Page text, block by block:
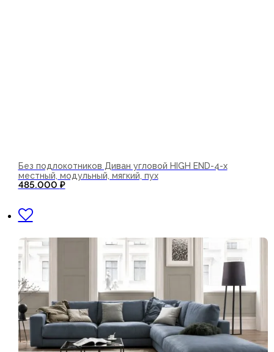
Без подлокотников Диван угловой HIGH END-4-х
местный, модульный, мягкий, пух
485.000 ₽